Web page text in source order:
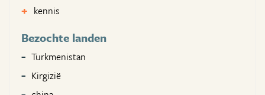
kennis
Bezochte landen
Turkmenistan
Kirgizië